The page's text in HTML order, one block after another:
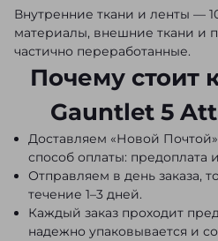
Внутренние ткани и ленты —
материалы, внешние ткани и
частично переработанные.
Почему стоит
Gauntlet 5
Доставляем «Новой
способ оплаты:
Отправляем в день заказа,
течение 1–3 дней.
Каждый заказ проходит
надежно упаковывается и